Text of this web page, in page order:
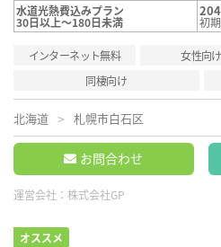
水道光熱費込みプラン
30日以上～180日未満 初
インターネット無料 女性向け
同棲向け
北海道 札幌市白石区
お問合わせ
運営会社： 株式会社GP
オススメ